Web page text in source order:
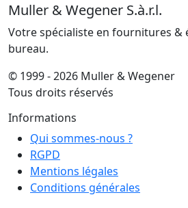
Muller & Wegener S.à.r.l.
Votre spécialiste en fournitures &
bureau.
© 1999 - 2026 Muller & Wegener
Tous droits réservés
Informations
Qui sommes-nous ?
RGPD
Mentions légales
Conditions générales